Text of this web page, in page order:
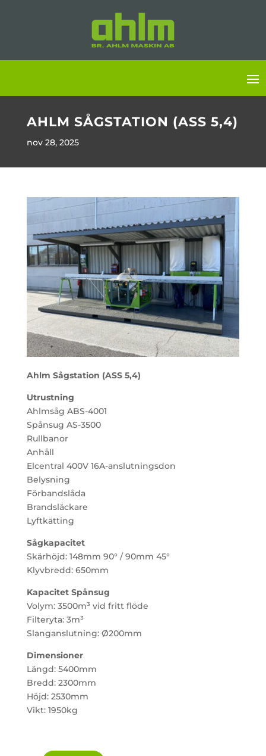
AHLM SÅGSTATION (ASS 5,4)
nov 28, 2025
Ahlm Sågstation (ASS 5,4)
Utrustning
Ahlmsåg ABS-4001
Spånsug AS-3500
Rullbanor
Anhåll
Elcentral 400V 16A-anslutningsdon
Belysning
Förbandslåda
Brandsläckare
Lyftkätting
Sågkapacitet
Skärhöjd: 148mm 90° / 90mm 45°
Klyvbredd: 650mm
Kapacitet Spånsug
Volym: 3500m³ vid fritt flöde
Filteryta: 3m³
Slanganslutning: Ø200mm
Dimensioner
Längd: 5400mm
Bredd: 2300mm
Höjd: 2530mm
Vikt: 1950kg